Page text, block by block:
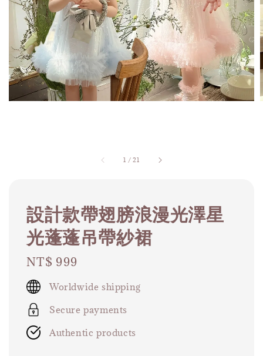
1 /21
設計款帶翅膀浪漫光澤星
光蓬蓬吊帶紗裙
Regular
price
NT$ 999
Worldwide shipping
Secure payments
Authentic products